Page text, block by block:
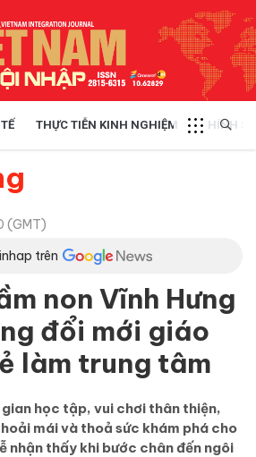
THỰC TIỄN KINH NGHIỆM CHÍNH
(GMT)
trên
non Vĩnh Hưng
đổi mới giáo
làm trung tâm
học tập, vui chơi thân thiện,
mái và thoả sức khám phá cho
nhận thấy khi bước chân đến ngôi